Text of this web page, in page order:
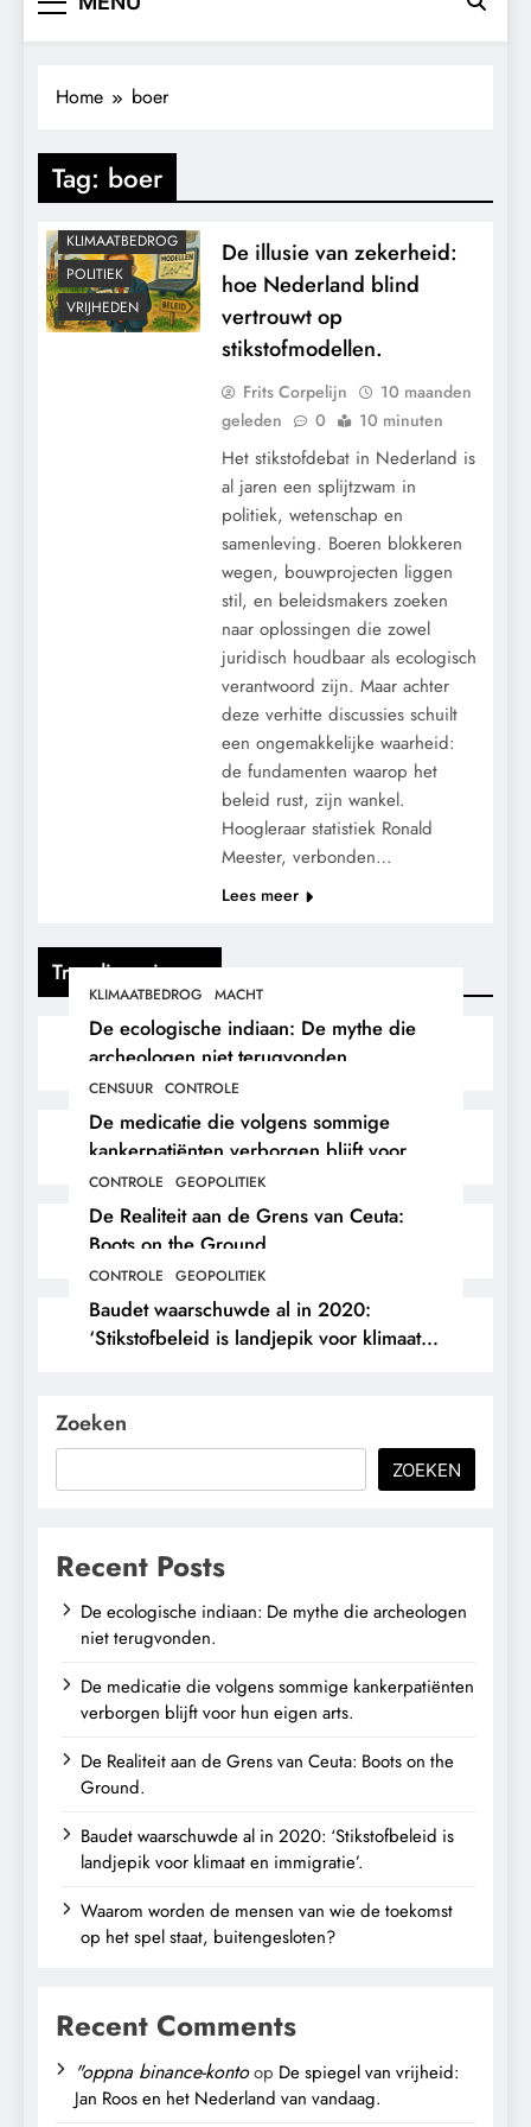
Trending nieuws
KLIMAATBEDROG MACHT
De ecologische indiaan: De mythe die
archeologen niet terugvonden.
CENSUUR CONTROLE
De medicatie die volgens sommige
kankerpatiënten verborgen blijft voor
hun eigen arts.
CONTROLE GEOPOLITIEK
De Realiteit aan de Grens van Ceuta:
Boots on the Ground.
CONTROLE GEOPOLITIEK
Baudet waarschuwde al in 2020:
‘Stikstofbeleid is landjepik voor klimaat
Home boer
Tag: boer
KLIMAATBEDROG
POLITIEK
VRIJHEDEN
De illusie van zekerheid:
hoe Nederland blind
vertrouwt op
stikstofmodellen.
Frits Corpelijn
10 maanden
geleden
0 10 minuten
Het stikstofdebat in Nederland is
al jaren een splijtzwam in
politiek, wetenschap en
samenleving. Boeren blokkeren
wegen, bouwprojecten liggen
stil, en beleidsmakers zoeken
naar oplossingen die zowel
juridisch houdbaar als ecologisch
verantwoord zijn. Maar achter
deze verhitte discussies schuilt
een ongemakkelijke waarheid:
de fundamenten waarop het
beleid rust, zijn wankel.
Hoogleraar statistiek Ronald
Meester, verbonden…
Lees meer
Zoeken
ZOEKEN
Recent Posts
De ecologische indiaan: De mythe die archeologen
niet terugvonden.
De medicatie die volgens sommige kankerpatiënten
verborgen blijft voor hun eigen arts.
De Realiteit aan de Grens van Ceuta: Boots on the
Ground.
Baudet waarschuwde al in 2020: ‘Stikstofbeleid is
landjepik voor klimaat en immigratie’.
Waarom worden de mensen van wie de toekomst
op het spel staat, buitengesloten?
Recent Comments
"oppna binance-kontoop De spiegel van vrijheid:
Jan Roos en het Nederland van vandaag.